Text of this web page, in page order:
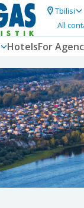
Tbilisi
All
HotelsFor